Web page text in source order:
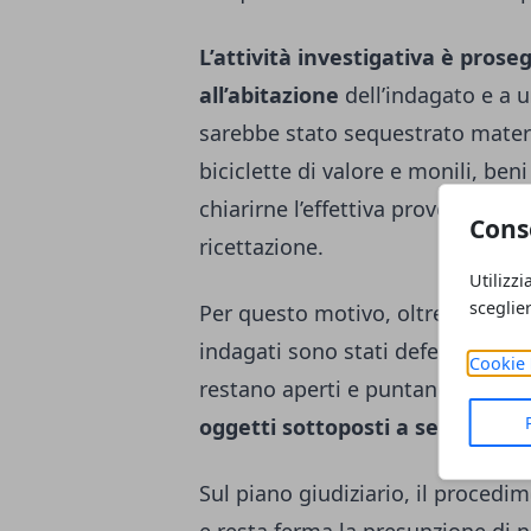
Cookie
L’attività investigativa è
all’abitazione dell’indagato e a
sarebbe stato sequestrato
biciclette di valore e monili,
chiarirne l’effettiva provenienza
ricettazione.
Per questo motivo, oltre
indagati sono stati deferiti
restano aperti e puntano a
oggetti sottoposti a sequestro.
Sul piano giudiziario, il